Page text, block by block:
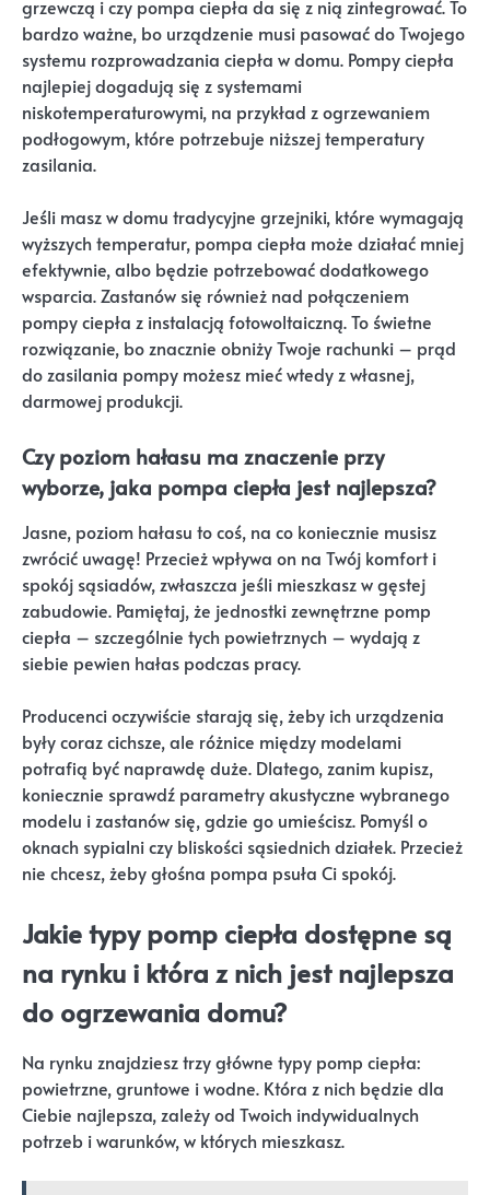
grzewczą i czy pompa ciepła da się z nią zintegrować. To
bardzo ważne, bo urządzenie musi pasować do Twojego
systemu rozprowadzania ciepła w domu. Pompy ciepła
najlepiej dogadują się z systemami
niskotemperaturowymi, na przykład z ogrzewaniem
podłogowym, które potrzebuje niższej temperatury
zasilania.
Jeśli masz w domu tradycyjne grzejniki, które wymagają
wyższych temperatur, pompa ciepła może działać mniej
efektywnie, albo będzie potrzebować dodatkowego
wsparcia. Zastanów się również nad połączeniem
pompy ciepła z instalacją fotowoltaiczną. To świetne
rozwiązanie, bo znacznie obniży Twoje rachunki – prąd
do zasilania pompy możesz mieć wtedy z własnej,
darmowej produkcji.
Czy poziom hałasu ma znaczenie przy
wyborze, jaka pompa ciepła jest najlepsza?
Jasne, poziom hałasu to coś, na co koniecznie musisz
zwrócić uwagę! Przecież wpływa on na Twój komfort i
spokój sąsiadów, zwłaszcza jeśli mieszkasz w gęstej
zabudowie. Pamiętaj, że jednostki zewnętrzne pomp
ciepła – szczególnie tych powietrznych – wydają z
siebie pewien hałas podczas pracy.
Producenci oczywiście starają się, żeby ich urządzenia
były coraz cichsze, ale różnice między modelami
potrafią być naprawdę duże. Dlatego, zanim kupisz,
koniecznie sprawdź parametry akustyczne wybranego
modelu i zastanów się, gdzie go umieścisz. Pomyśl o
oknach sypialni czy bliskości sąsiednich działek. Przecież
nie chcesz, żeby głośna pompa psuła Ci spokój.
Jakie typy pomp ciepła dostępne są
na rynku i która z nich jest najlepsza
do ogrzewania domu?
Na rynku znajdziesz trzy główne typy pomp ciepła:
powietrzne, gruntowe i wodne. Która z nich będzie dla
Ciebie najlepsza, zależy od Twoich indywidualnych
potrzeb i warunków, w których mieszkasz.